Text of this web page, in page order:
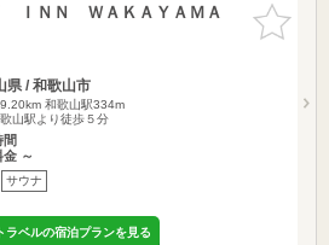
お気に入
りに追加
ＩＮＮ ＷＡＫＡＹＡＭＡ
県 / 和歌山市
和歌山駅334m
歌山駅より徒歩５分
間
金 ～
サウナ
ラベルの宿泊プランを見る